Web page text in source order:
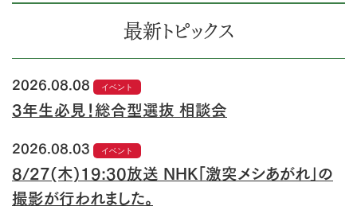
最新トピックス
2026.08.08 イベント
3年生必見！総合型選抜 相談会
2026.08.03 イベント
8/27(木)19:30放送 NHK「激突メシあがれ」の
撮影が行われました。